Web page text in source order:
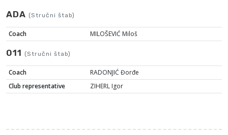
ADA (Stručni štab)
Coach MILOŠEVIĆ Miloš
011 (Stručni štab)
Coach
RADONJIĆ Đorđe
Club representative
ZIHERL Igor